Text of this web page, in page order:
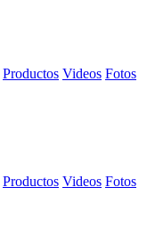
Productos Videos Fotos
Productos Videos Fotos